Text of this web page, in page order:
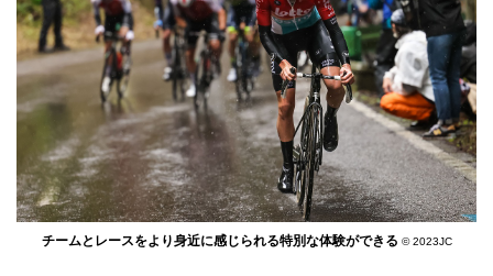
チームとレースをより身近に感じられる特別な体験ができる © 2023JC